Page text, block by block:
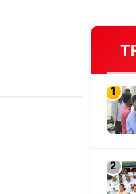
1
2